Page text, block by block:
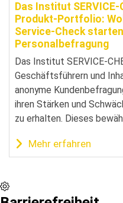
Das Institut
Produkt-Portfolio:
Service-Check
Personalbefragung
Das Institut SERVICE-
Geschäftsführern und
anonyme
ihren Stärken und
zu erhalten. Dieses
Mehr erfahren